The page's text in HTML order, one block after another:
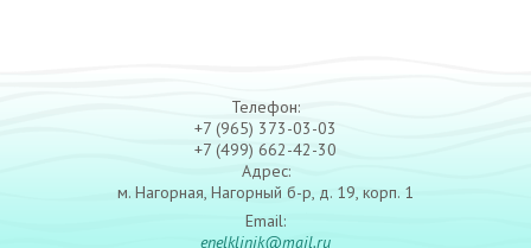
Телефон:
+7 (965) 373-03-03
+7 (499) 662-42-30
Адрес:
м. Нагорная, Нагорный б-р, д. 19, корп. 1
Email:
enelklinik@mail.ru